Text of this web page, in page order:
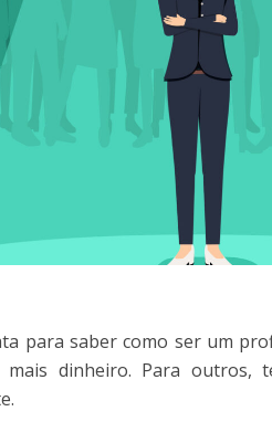
para saber como ser um
dinheiro. Para outros,